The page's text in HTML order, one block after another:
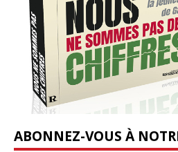
ABONNEZ-VOUS À